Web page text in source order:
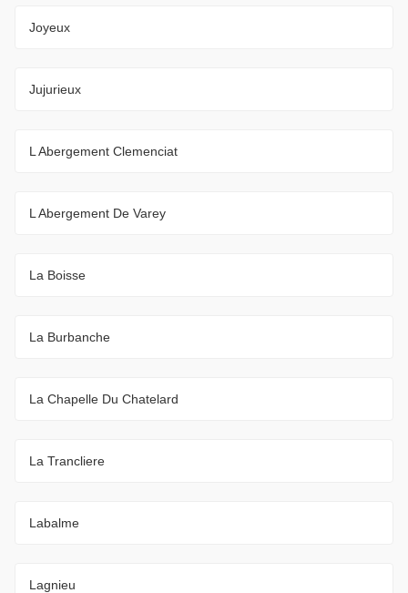
Joyeux
Jujurieux
L Abergement Clemenciat
L Abergement De Varey
La Boisse
La Burbanche
La Chapelle Du Chatelard
La Trancliere
Labalme
Lagnieu